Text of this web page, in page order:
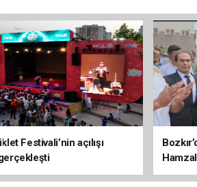
Festivali’nin açılışı
Kursu